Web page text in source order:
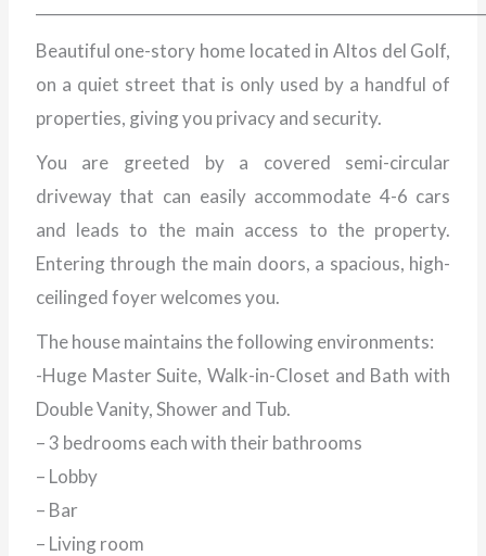
Beautiful one-story home located in Altos del Golf,
on a quiet street that is only used by a handful of
properties, giving you privacy and security.
You are greeted by a covered semi-circular
driveway that can easily accommodate 4-6 cars
and leads to the main access to the property.
Entering through the main doors, a spacious, high-
ceilinged foyer welcomes you.
The house maintains the following environments:
-Huge Master Suite, Walk-in-Closet and Bath with
Double Vanity, Shower and Tub.
– 3 bedrooms each with their bathrooms
– Lobby
– Bar
– Living room